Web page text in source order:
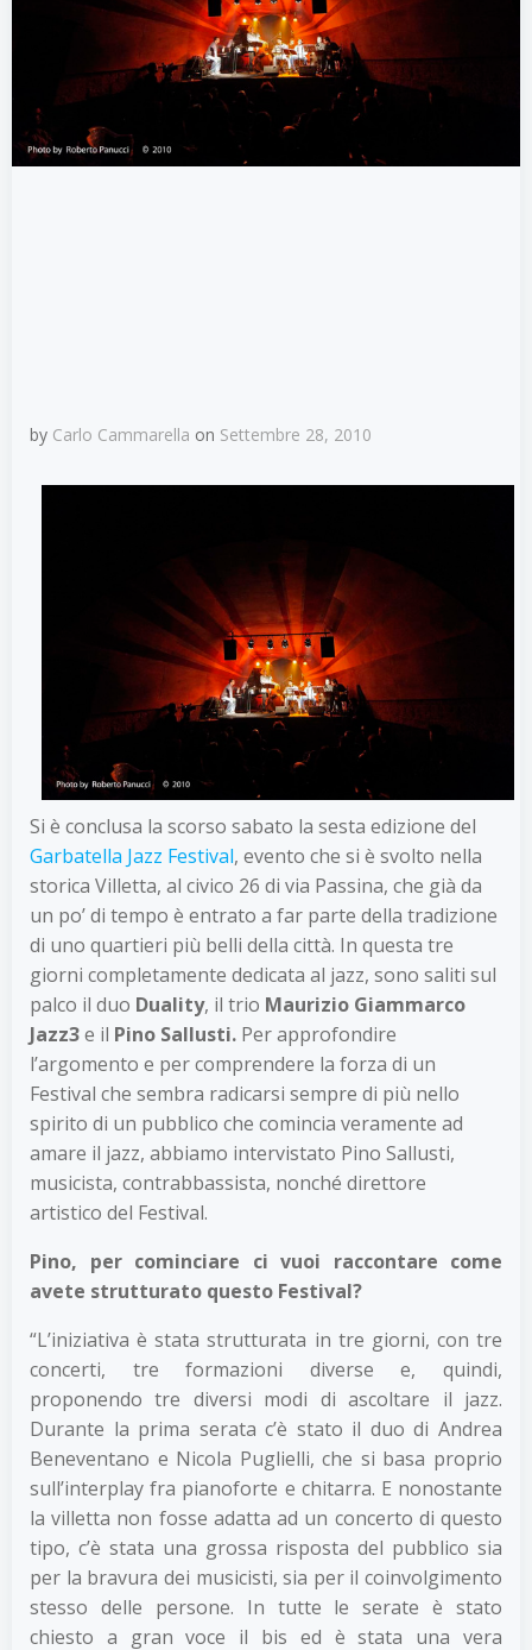
by Carlo Cammarella on Settembre 28, 2010
Si è conclusa la scorso sabato la sesta edizione del
Garbatella Jazz Festival, evento che si è svolto nella
storica Villetta, al civico 26 di via Passina, che già da
un po’ di tempo è entrato a far parte della tradizione
di uno quartieri più belli della città. In questa tre
giorni completamente dedicata al jazz, sono saliti sul
palco il duo Duality, il trio Maurizio Giammarco
Jazz3e il Pino Sallusti. Per approfondire
l’argomento e per comprendere la forza di un
Festival che sembra radicarsi sempre di più nello
spirito di un pubblico che comincia veramente ad
amare il jazz, abbiamo intervistato Pino Sallusti,
musicista, contrabbassista, nonché direttore
artistico del Festival.
Pino, per cominciare ci vuoi raccontare come
avete strutturato questo Festival?
“L’iniziativa è stata strutturata in tre giorni, con tre
concerti, tre formazioni diverse e, quindi,
proponendo tre diversi modi di ascoltare il jazz.
Durante la prima serata c’è stato il duo di Andrea
Beneventano e Nicola Puglielli, che si basa proprio
sull’interplay fra pianoforte e chitarra. E nonostante
la villetta non fosse adatta ad un concerto di questo
tipo, c’è stata una grossa risposta del pubblico sia
per la bravura dei musicisti, sia per il coinvolgimento
stesso delle persone. In tutte le serate è stato
chiesto a gran voce il bis ed è stata una vera